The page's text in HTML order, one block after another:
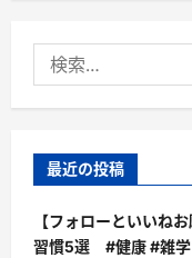
索:
最近の投稿
【フォローといいね
習慣5選 #健康 #雑学